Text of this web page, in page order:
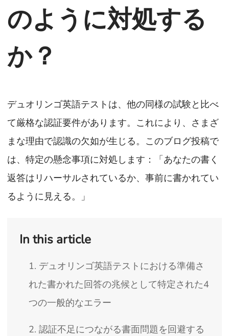
のように対処する
か？
デュオリンゴ英語テストは、他の同様の試験と比べ
て厳格な認証要件があります。これにより、さまざ
まな理由で認識の欠如が生じる。このブログ投稿で
は、特定の懸念事項に対処します：「あなたの書く
返答はリハーサルされているか、事前に書かれてい
るように見える。」
In this article
1. デュオリンゴ英語テストにおける準備さ
れた書かれた回答の兆候として特定された4
つの一般的なエラー
2. 認証不足につながる書面問題を回避する